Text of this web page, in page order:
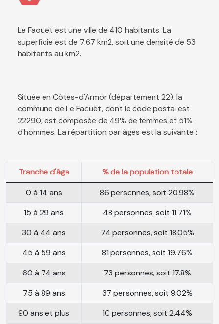
Le Faouët est une ville de 410 habitants. La
superficie est de 7.67 km2, soit une densité de 53
habitants au km2.
Située en Côtes-d'Armor (département 22), la
commune de Le Faouët, dont le code postal est
22290, est composée de 49% de femmes et 51%
d'hommes. La répartition par âges est la suivante :
Tranche d'âge
% de la population totale
0 à 14 ans
86 personnes, soit 20.98%
15 à 29 ans
48 personnes, soit 11.71%
30 à 44 ans
74 personnes, soit 18.05%
45 à 59 ans
81 personnes, soit 19.76%
60 à 74 ans
73 personnes, soit 17.8%
75 à 89 ans
37 personnes, soit 9.02%
90 ans et plus
10 personnes, soit 2.44%